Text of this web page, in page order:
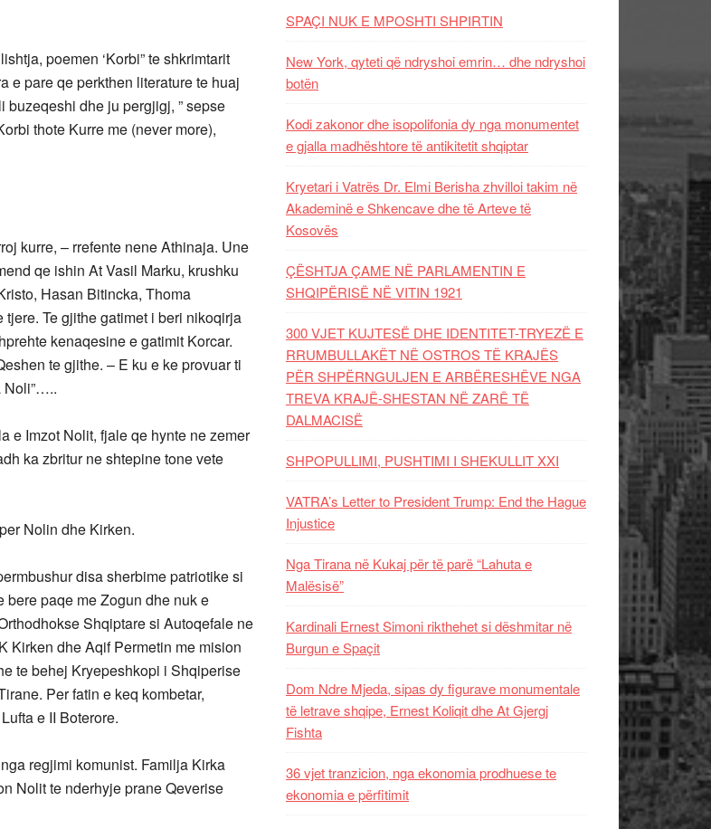
poemen ‘Korbi” te shkrimtarit
e pare qe perkthen literature te huaj
buzeqeshi dhe ju pergjigj, ” sepse
thote Kurre me (never more),
kurre, – rrefente nene Athinaja. Une
qe ishin At Vasil Marku, krushku
Hasan Bitincka, Thoma
Te gjithe gatimet i beri nikoqirja
kenaqesine e gatimit Korcar.
te gjithe. – E ku e ke provuar ti
Noli”…..
e Imzot Nolit, fjale qe hynte ne zemer
ka zbritur ne shtepine tone vete
Nolin dhe Kirken.
disa sherbime patriotike si
paqe me Zogun dhe nuk e
Shqiptare si Autoqefale ne
Kirken dhe Aqif Permetin me mision
te behej Kryepeshkopi i Shqiperise
Per fatin e keq kombetar,
e II Boterore.
regjimi komunist. Familja Kirka
Nolit te nderhyje prane Qeverise
SPAÇI NUK E MPOSHTI SHPIRTIN
New York, qyteti që ndryshoi emrin… dhe ndryshoi
botën
Kodi zakonor dhe isopolifonia dy nga monumentet
e gjalla madhështore të antikitetit shqiptar
Kryetari i Vatrës Dr. Elmi Berisha zhvilloi takim në
Akademinë e Shkencave dhe të Arteve të
Kosovës
ÇËSHTJA ÇAME NË PARLAMENTIN E
SHQIPËRISË NË VITIN 1921
300 VJET KUJTESË DHE IDENTITET-TRYEZË E
RRUMBULLAKËT NË OSTROS TË KRAJËS
PËR SHPËRNGULJEN E ARBËRESHËVE NGA
TREVA KRAJË-SHESTAN NË ZARË TË
DALMACISË
SHPOPULLIMI, PUSHTIMI I SHEKULLIT XXI
VATRA’s Letter to President Trump: End the Hague
Injustice
Nga Tirana në Kukaj për të parë “Lahuta e
Malësisë”
Kardinali Ernest Simoni rikthehet si dëshmitar në
Burgun e Spaçit
Dom Ndre Mjeda, sipas dy figurave monumentale
të letrave shqipe, Ernest Koliqit dhe At Gjergj
Fishta
36 vjet tranzicion, nga ekonomia prodhuese te
ekonomia e përfitimit